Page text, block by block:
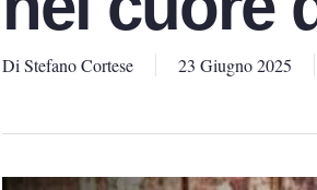
Di Stefano Cortese 23 Giugno 2025